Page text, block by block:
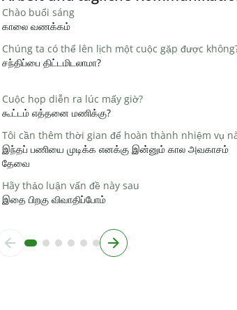
Chào buổi sáng
காலை வணக்கம்
Chúng ta có thể lên lịch một cuộc gặp được
சந்திப்பை திட்டமிடலாமா?
Cuộc họp diễn ra lúc mấy giờ?
கூட்டம் எத்தனை மணிக்கு?
Tôi cần thêm thời gian để hoàn thành nhiệm vụ
இந்தப் பணியை முடிக்க எனக்கு இன்னும் கால அவகாசம்
தேவை
Hãy thảo luận vấn đề này sau
இதை பிறகு விவாதிப்போம்